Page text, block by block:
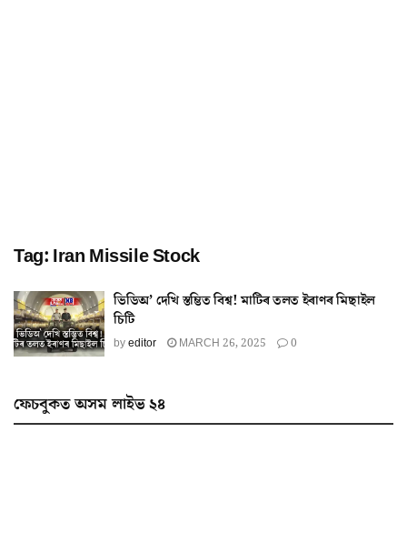
Tag: Iran Missile Stock
ভিডিঅ’ দেখি স্তম্ভিত বিশ্ব! মাটিৰ তলত ইৰাণৰ মিছাইল
চিটি
byeditor MARCH 26, 2025 0
ফেচবুকত অসম লাইভ ২৪